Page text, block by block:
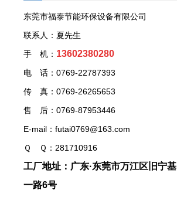
东莞市福泰节能环保设备有限公司
联系人：夏先生
手 机： 13602380280
电 话：0769-22787393
传 真：0769-26265653
售 后：0769-87953446
E-mail：futai0769@163.com
Ｑ Ｑ：281710916
工厂地址：广东·东莞市万江区旧宁基
一路6号